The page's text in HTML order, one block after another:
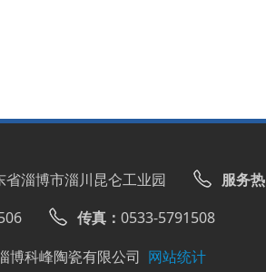
省淄博市淄川昆仑工业园
服务热
传真：0533-5791508
博科峰陶瓷有限公司 网站统计